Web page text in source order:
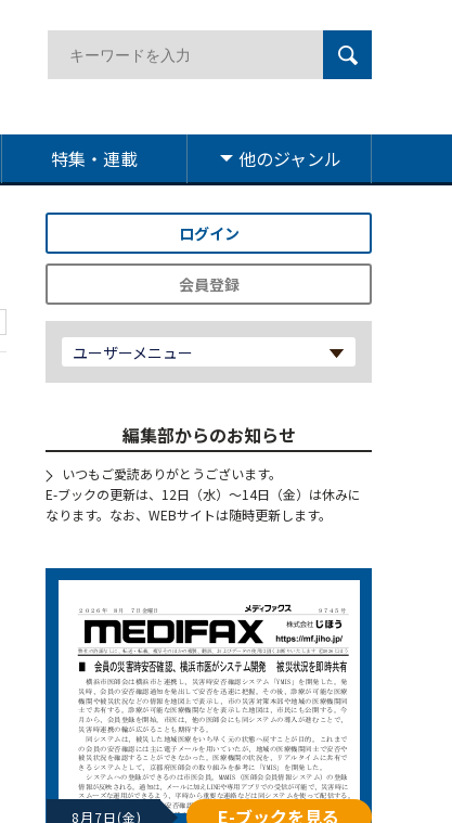
特集・連載 他のジャンル
ログイン
会員登録
ユーザーメニュー
編集部からのお知らせ
いつもご愛読ありがとうございます。
E-ブックの更新は、12日（水）～14日（金）は休みに
なります。なお、WEBサイトは随時更新します。
8月7日(金) E-ブックを見る